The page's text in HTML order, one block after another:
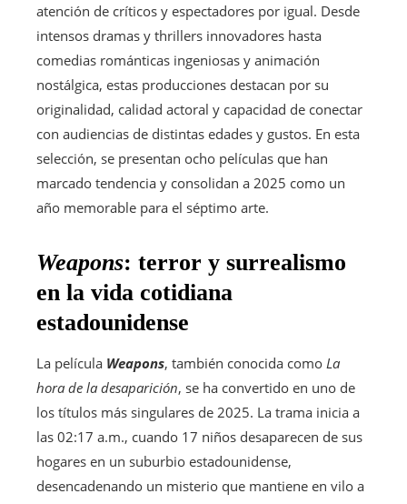
atención de críticos y espectadores por igual. Desde
intensos dramas y thrillers innovadores hasta
comedias románticas ingeniosas y animación
nostálgica, estas producciones destacan por su
originalidad, calidad actoral y capacidad de conectar
con audiencias de distintas edades y gustos. En esta
selección, se presentan ocho películas que han
marcado tendencia y consolidan a 2025 como un
año memorable para el séptimo arte.
Weapons: terror y surrealismo
en la vida cotidiana
estadounidense
La película Weapons, también conocida como La
hora de la desaparición, se ha convertido en uno de
los títulos más singulares de 2025. La trama inicia a
las 02:17 a.m., cuando 17 niños desaparecen de sus
hogares en un suburbio estadounidense,
desencadenando un misterio que mantiene en vilo a